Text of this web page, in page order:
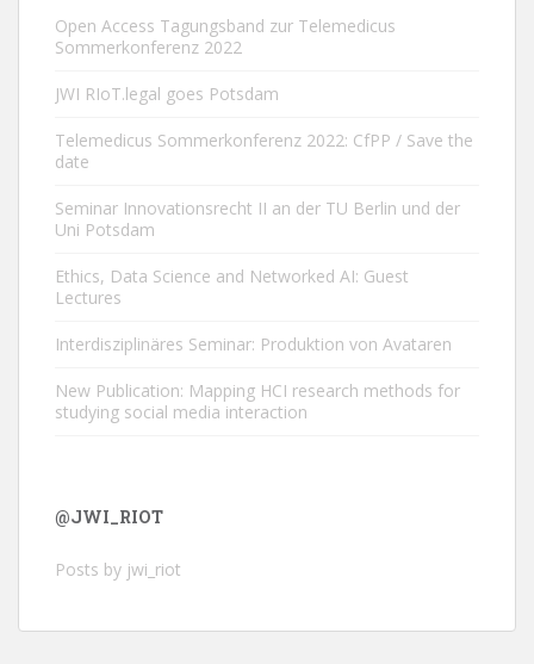
Open Access Tagungsband zur Telemedicus
Sommerkonferenz 2022
JWI RIoT.legal goes Potsdam
Telemedicus Sommerkonferenz 2022: CfPP / Save the
date
Seminar Innovationsrecht II an der TU Berlin und der
Uni Potsdam
Ethics, Data Science and Networked AI: Guest
Lectures
Interdisziplinäres Seminar: Produktion von Avataren
New Publication: Mapping HCI research methods for
studying social media interaction
@JWI_RIOT
Posts by jwi_riot